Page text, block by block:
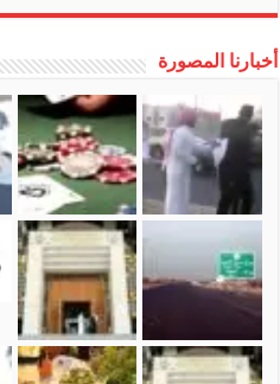
أخبارنا المصورة